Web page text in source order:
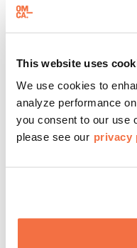
This website uses
We use cookies to
analyze performance
you consent to our use
please see our privacy
Únase a nosotros en
Más información